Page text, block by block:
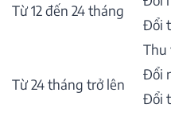
Từ 12 đến 24 tháng
Đổi
Từ 24 tháng trở lên
Thu
Đổi
Đổi